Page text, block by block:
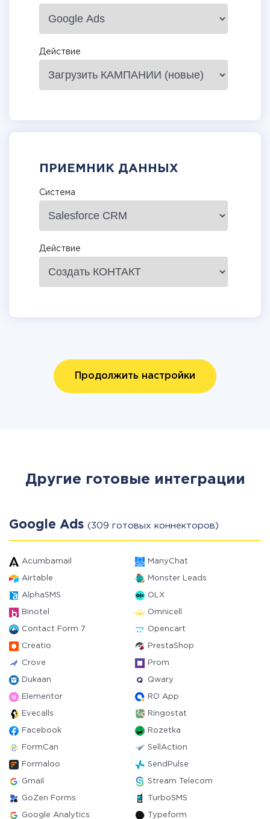
Действие
ПРИЕМНИК ДАННЫХ
Система
Действие
Продолжить настройки
Другие готовые интеграции
Google Ads (309 готовых коннекторов)
Acumbamail ManyChat
Airtable Monster Leads
AlphaSMS OLX
Binotel Omnicell
Contact Form 7 Opencart
Creatio PrestaShop
Crove Prom
Dukaan Qwary
Elementor RO App
Evecalls Ringostat
Facebook Rozetka
FormCan SellAction
Formaloo SendPulse
Gmail Stream Telecom
GoZen Forms TurboSMS
Google Analytics Typeform